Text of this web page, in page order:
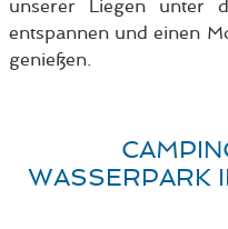
unserer Liegen unter
entspannen und einen
genießen.
WASSERPARK